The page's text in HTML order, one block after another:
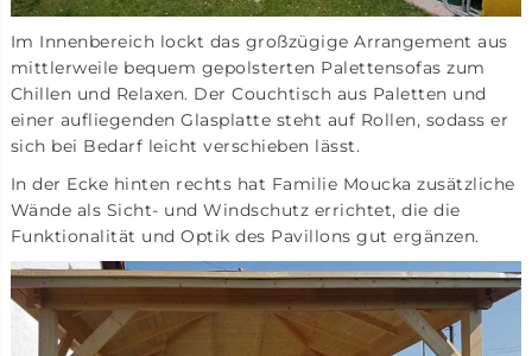
Im Innenbereich lockt das großzügige Arrangement aus
mittlerweile bequem gepolsterten Palettensofas zum
Chillen und Relaxen. Der Couchtisch aus Paletten und
einer aufliegenden Glasplatte steht auf Rollen, sodass er
sich bei Bedarf leicht verschieben lässt.
In der Ecke hinten rechts hat Familie Moucka zusätzliche
Wände als Sicht- und Windschutz errichtet, die die
Funktionalität und Optik des Pavillons gut ergänzen.